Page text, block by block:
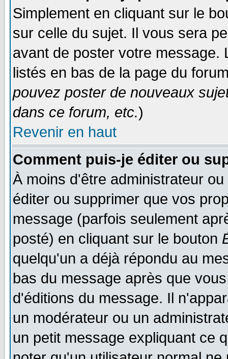
Simplement en cliquant sur le
sur celle du sujet. Il vous sera
avant de poster votre
listés en bas de la page du
pouvez poster de nouveaux
dans ce forum, etc.)
Revenir en haut
Comment puis-je éditer ou
À moins d'être administrateur
éditer ou supprimer que vos
message (parfois seulement
posté) en cliquant sur le bouton
quelqu'un a déjà répondu au
bas du message après que
d'éditions du message. Il
un modérateur ou un
un petit message expliquant ce